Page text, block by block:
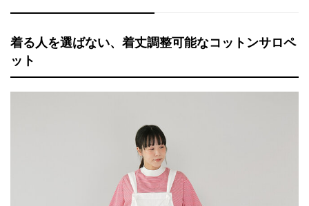
着る人を選ばない、着丈調整可能なコットンサロペ
ット